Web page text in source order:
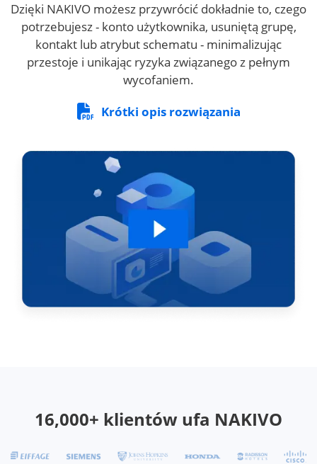
Dzięki NAKIVO możesz przywrócić dokładnie to, czego
potrzebujesz - konto użytkownika, usuniętą grupę,
kontakt lub atrybut schematu - minimalizując
przestoje i unikając ryzyka związanego z pełnym
wycofaniem.
Krótki opis rozwiązania
16,000+ klientów ufa NAKIVO